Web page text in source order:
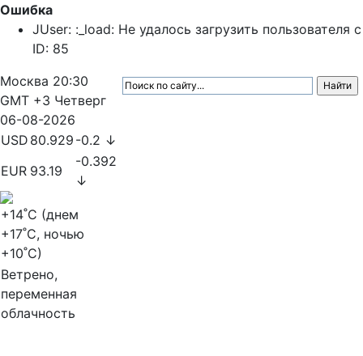
Ошибка
JUser: :_load: Не удалось загрузить пользователя с
ID: 85
Москва 20:30
GMT +3 Четверг
06-08-2026
USD 80.929 -0.2 ↓
EUR 93.19
-0.392
↓
+14˚C (днем
+17˚C, ночью
+10˚C)
Ветрено,
переменная
облачность